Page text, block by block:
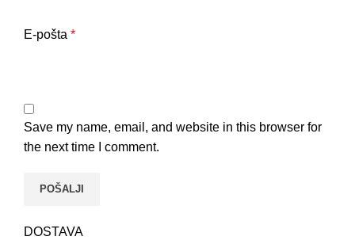
E-pošta *
Save my name, email, and website in this browser for
the next time I comment.
DOSTAVA